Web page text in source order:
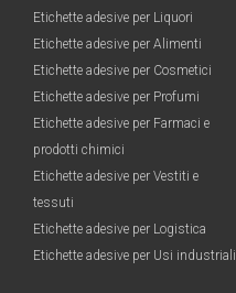
Etichette adesive per Liquori
Etichette adesive per Alimenti
Etichette adesive per Cosmetici
Etichette adesive per Profumi
Etichette adesive per Farmaci e
prodotti chimici
Etichette adesive per Vestiti e
tessuti
Etichette adesive per Logistica
Etichette adesive per Usi industriali